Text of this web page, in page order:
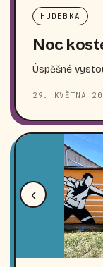
HUDEBKA
Noc
Úspěšné
29. KVĚTNA
‹